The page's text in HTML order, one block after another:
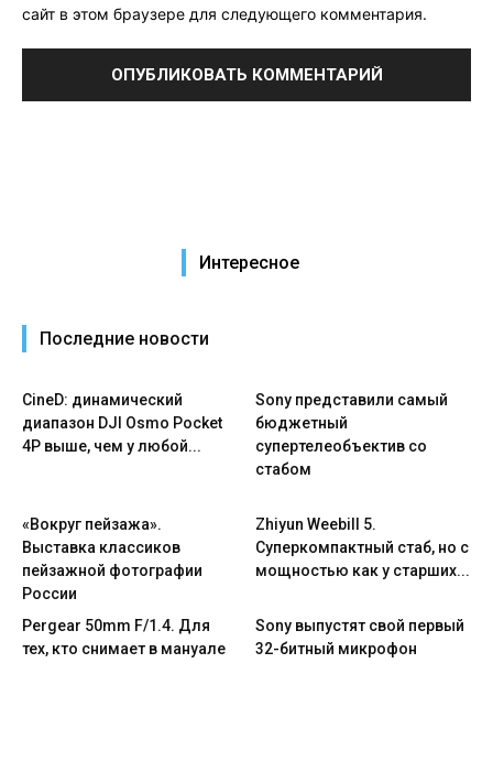
сайт в этом браузере для следующего комментария.
Интересное
Последние новости
CineD: динамический
диапазон DJI Osmo Pocket
4P выше, чем у любой...
Sony представили самый
бюджетный
супертелеобъектив со
стабом
«Вокруг пейзажа».
Выставка классиков
пейзажной фотографии
России
Zhiyun Weebill 5.
Cуперкомпактный стаб, но с
мощностью как у старших...
Pergear 50mm F/1.4. Для
тех, кто снимает в мануале
Sony выпустят свой первый
32-битный микрофон